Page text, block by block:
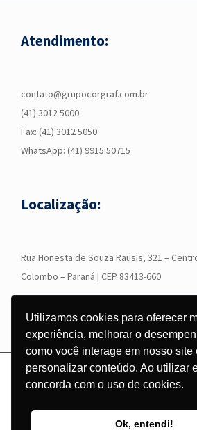
Utilizamos cookies para oferecer
experiência, melhorar o
como você interage em nosso site
personalizar conteúdo. Ao utilizar
concorda com o uso de cookies.
Ok, entendi!
Atendimento:
contato@grupocorgraf.com.br
(41) 3012 5000
Fax: (41) 3012 5050
WhatsApp: (41) 9915 50715
Localização:
Rua Honesta de Souza Rausis, 321 –
Colombo – Paraná | CEP 83413-660
© Copyright
2026 - Grupo Corgraf - Todos
InstagramFacebookLinkedIn